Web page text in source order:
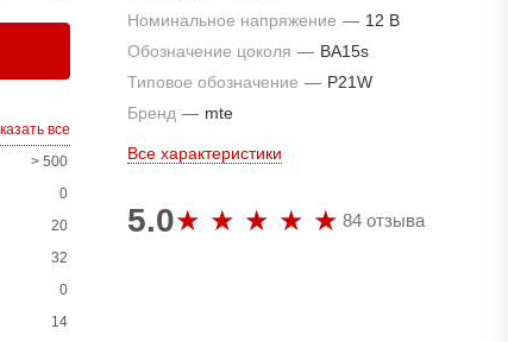
все
> 500
0
20
32
0
14
Номинальное напряжение — 12 В
Обозначение цоколя — BA15s
Типовое обозначение — P21W
Бренд — mte
Все характеристики
5.0 84 отзыва